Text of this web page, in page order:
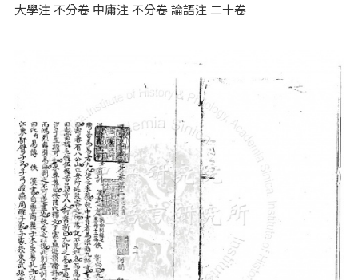
大學注 不分卷 中庸注 不分卷 論語注 二十卷